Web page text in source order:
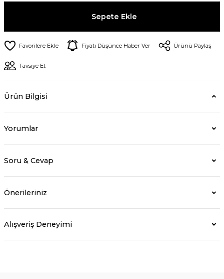
Sepete Ekle
Fiyatı Düşünce Haber Ver Ürünü Paylaş
Tavsiye Et
Ürün Bilgisi
Yorumlar
Soru & Cevap
Önerileriniz
Alışveriş Deneyimi